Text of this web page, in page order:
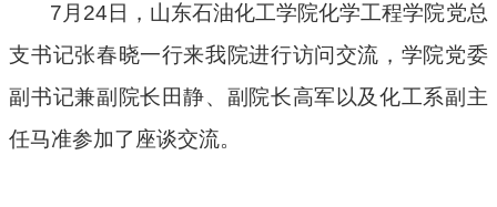
7月24日，山东石油化工学院化学工程学院党总
支书记张春晓一行来我院进行访问交流， 学院党委
副书记兼副院长 田静、副院长高军以及化工系副主
任马准参加了座谈交流。